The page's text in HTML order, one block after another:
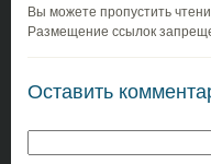
Вы можете пропустить
Размещение ссылок
Оставить